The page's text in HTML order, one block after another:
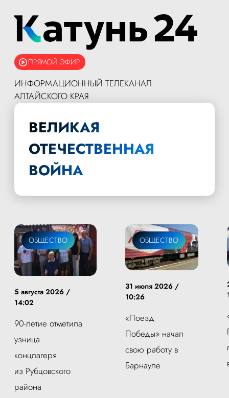
ПРЯМОЙ ЭФИР
ИНФОРМАЦИОННЫЙ ТЕЛЕКАНАЛ
АЛТАЙСКОГО КРАЯ
ВЕЛИКАЯ
ОТЕЧЕСТВЕННАЯ
ВОЙНА
ОБЩЕСТВО
5 августа 2026 /
14:02
90-летие отметила
узница
концлагеря
из Рубцовского
района
ОБЩЕСТВО
31 июля 2026 /
10:26
«Поезд
Победы» начал
свою работу в
Барнауле